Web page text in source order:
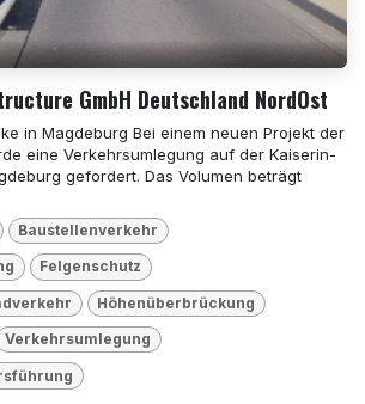
GmbH Deutschland NordOst
in Magdeburg Bei einem neuen Projekt der
eine Verkehrsumlegung auf der Kaiserin-
gefordert. Das Volumen beträgt
Baustellenverkehr
Felgenschutz
Höhenüberbrückung
Verkehrsumlegung